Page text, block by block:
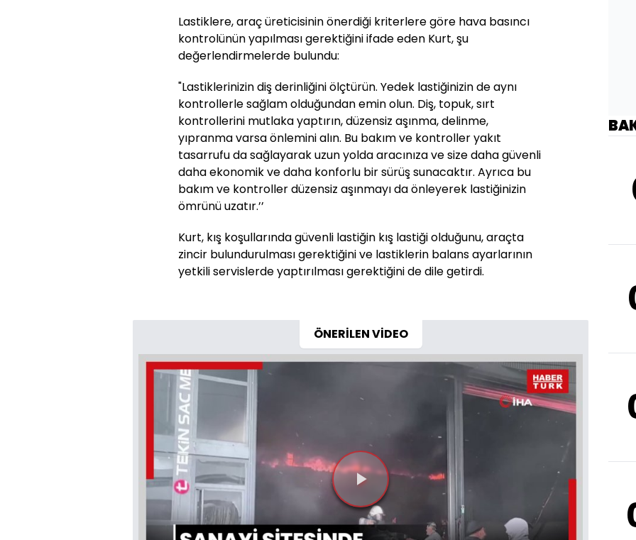
Lastiklere, araç üreticisinin önerdiği kriterlere göre hava basıncı
kontrolünün yapılması gerektiğini ifade eden Kurt, şu
değerlendirmelerde bulundu:
"Lastiklerinizin diş derinliğini ölçtürün. Yedek lastiğinizin de aynı
kontrollerle sağlam olduğundan emin olun. Diş, topuk, sırt
kontrollerini mutlaka yaptırın, düzensiz aşınma, delinme,
yıpranma varsa önlemini alın. Bu bakım ve kontroller yakıt
tasarrufu da sağlayarak uzun yolda aracınıza ve size daha güvenli
daha ekonomik ve daha konforlu bir sürüş sunacaktır. Ayrıca bu
bakım ve kontroller düzensiz aşınmayı da önleyerek lastiğinizin
ömrünü uzatır.’’
Kurt, kış koşullarında güvenli lastiğin kış lastiği olduğunu, araçta
zincir bulundurulması gerektiğini ve lastiklerin balans ayarlarının
yetkili servislerde yaptırılması gerektiğini de dile getirdi.
ÖNERİLEN VİDEO
Videoyu
Oynat